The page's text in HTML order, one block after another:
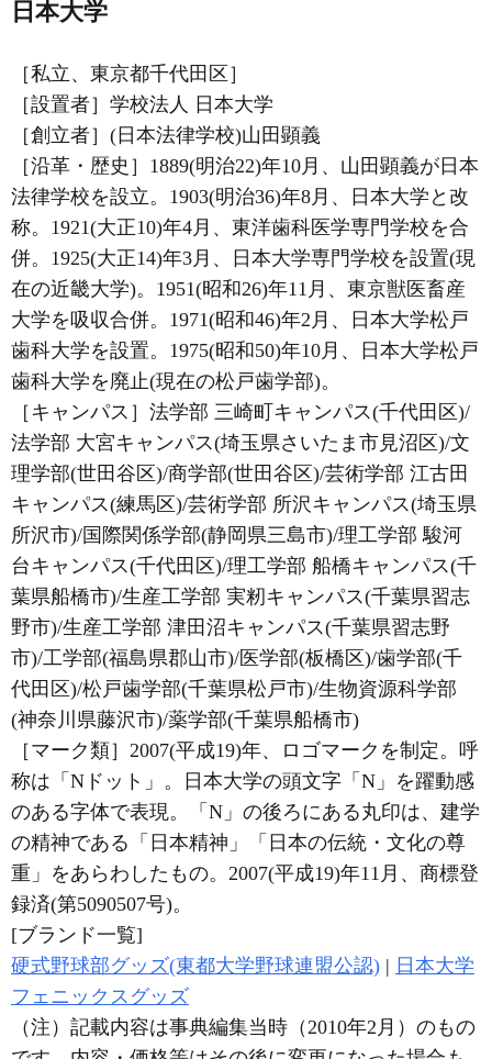
日本大学
［私立、東京都千代田区］
［設置者］学校法人 日本大学
［創立者］(日本法律学校)山田顕義
［沿革・歴史］1889(明治22)年10月、山田顕義が日本
法律学校を設立。1903(明治36)年8月、日本大学と改
称。1921(大正10)年4月、東洋歯科医学専門学校を合
併。1925(大正14)年3月、日本大学専門学校を設置(現
在の近畿大学)。1951(昭和26)年11月、東京獣医畜産
大学を吸収合併。1971(昭和46)年2月、日本大学松戸
歯科大学を設置。1975(昭和50)年10月、日本大学松戸
歯科大学を廃止(現在の松戸歯学部)。
［キャンパス］法学部 三崎町キャンパス(千代田区)/
法学部 大宮キャンパス(埼玉県さいたま市見沼区)/文
理学部(世田谷区)/商学部(世田谷区)/芸術学部 江古田
キャンパス(練馬区)/芸術学部 所沢キャンパス(埼玉県
所沢市)/国際関係学部(静岡県三島市)/理工学部 駿河
台キャンパス(千代田区)/理工学部 船橋キャンパス(千
葉県船橋市)/生産工学部 実籾キャンパス(千葉県習志
野市)/生産工学部 津田沼キャンパス(千葉県習志野
市)/工学部(福島県郡山市)/医学部(板橋区)/歯学部(千
代田区)/松戸歯学部(千葉県松戸市)/生物資源科学部
(神奈川県藤沢市)/薬学部(千葉県船橋市)
［マーク類］2007(平成19)年、ロゴマークを制定。呼
称は「Nドット」。日本大学の頭文字「N」を躍動感
のある字体で表現。「N」の後ろにある丸印は、建学
の精神である「日本精神」「日本の伝統・文化の尊
重」をあらわしたもの。2007(平成19)年11月、商標登
録済(第5090507号)。
[ブランド一覧]
硬式野球部グッズ(東都大学野球連盟公認) | 日本大学
フェニックスグッズ
（注）記載内容は事典編集当時（2010年2月）のもの